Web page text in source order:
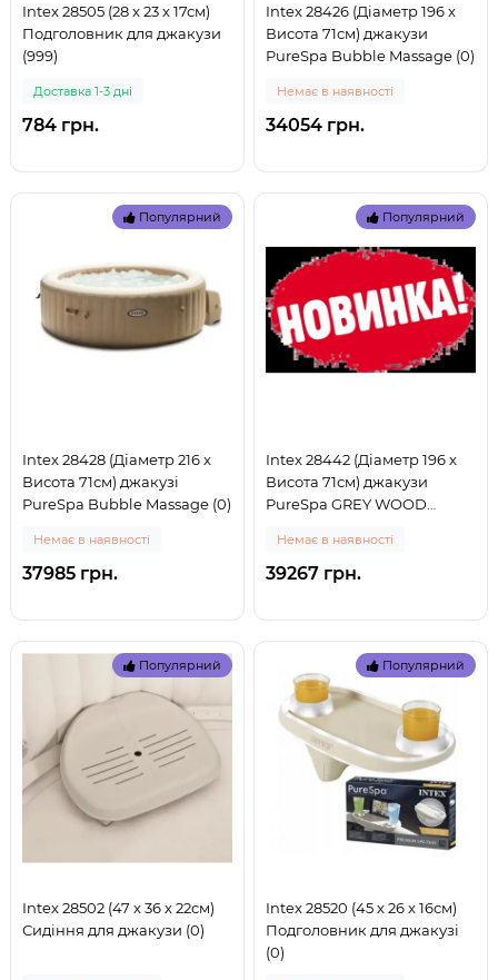
Intex 28505 (28 x 23 x 17см)
Подголовник для джакузи
(999)
Доставка 1-3 дні
784 грн.
Intex 28426 (Діаметр 196 x
Висота 71см) джакузи
PureSpa Bubble Massage (0)
Немає в наявності
34054 грн.
Популярний
Intex 28428 (Діаметр 216 x
Висота 71см) джакузі
PureSpa Bubble Massage (0)
Немає в наявності
37985 грн.
Популярний
Intex 28442 (Діаметр 196 x
Висота 71см) джакузи
PureSpa GREY WOOD
Немає в наявності
39267 грн.
Популярний
Intex 28502 (47 x 36 x 22см)
Сидіння для джакузи (0)
Популярний
Intex 28520 (45 x 26 x 16см)
Подголовник для джакузі
(0)